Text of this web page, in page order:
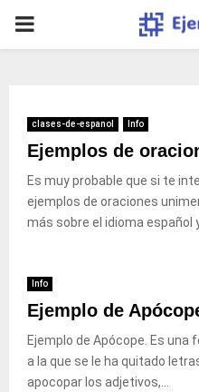
PRIMARY
clases-de-espanol Info
Ejemplos de
Es muy probable que si te
ejemplos de oraciones
más sobre el idioma español
Info
Ejemplo de
Ejemplo de Apócope. Es una
a la que se le ha quitado
apocopar los adjetivos,...